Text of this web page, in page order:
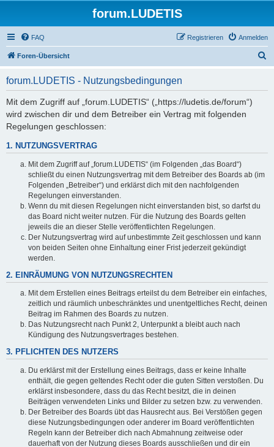
forum.LUDETIS
FAQ Anmelden
Registrieren
Foren-Übersicht
forum.LUDETIS - Nutzungsbedingungen
Mit dem Zugriff auf „forum.LUDETIS“ („https://ludetis.de/forum“)
wird zwischen dir und dem Betreiber ein Vertrag mit folgenden
Regelungen geschlossen:
1. NUTZUNGSVERTRAG
Mit dem Zugriff auf „forum.LUDETIS“ (im Folgenden „das Board“)
schließt du einen Nutzungsvertrag mit dem Betreiber des Boards ab (im
Folgenden „Betreiber“) und erklärst dich mit den nachfolgenden
Regelungen einverstanden.
Wenn du mit diesen Regelungen nicht einverstanden bist, so darfst du
das Board nicht weiter nutzen. Für die Nutzung des Boards gelten
jeweils die an dieser Stelle veröffentlichten Regelungen.
Der Nutzungsvertrag wird auf unbestimmte Zeit geschlossen und kann
von beiden Seiten ohne Einhaltung einer Frist jederzeit gekündigt
werden.
2. EINRÄUMUNG VON NUTZUNGSRECHTEN
Mit dem Erstellen eines Beitrags erteilst du dem Betreiber ein einfaches,
zeitlich und räumlich unbeschränktes und unentgeltliches Recht, deinen
Beitrag im Rahmen des Boards zu nutzen.
Das Nutzungsrecht nach Punkt 2, Unterpunkt a bleibt auch nach
Kündigung des Nutzungsvertrages bestehen.
3. PFLICHTEN DES NUTZERS
Du erklärst mit der Erstellung eines Beitrags, dass er keine Inhalte
enthält, die gegen geltendes Recht oder die guten Sitten verstoßen. Du
erklärst insbesondere, dass du das Recht besitzt, die in deinen
Beiträgen verwendeten Links und Bilder zu setzen bzw. zu verwenden.
Der Betreiber des Boards übt das Hausrecht aus. Bei Verstößen gegen
diese Nutzungsbedingungen oder anderer im Board veröffentlichten
Regeln kann der Betreiber dich nach Abmahnung zeitweise oder
dauerhaft von der Nutzung dieses Boards ausschließen und dir ein